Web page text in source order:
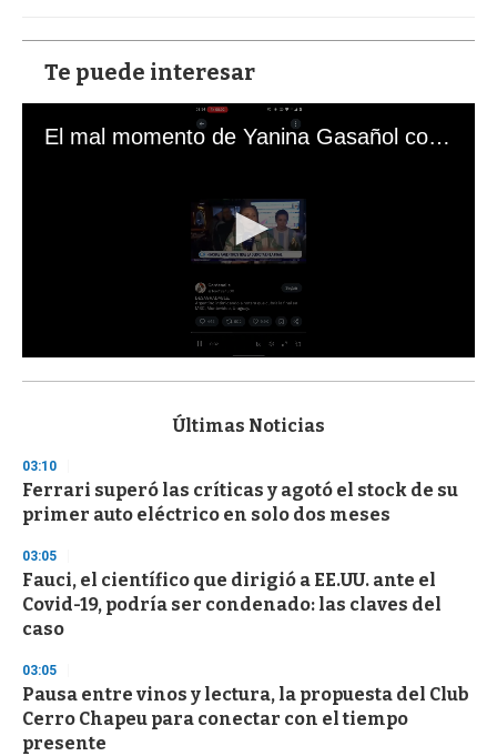
Te puede interesar
El mal momento de Yanina Gasañol con un hincha argentino en "Subrayado"
s
d
s
o
f
3
s
e
c
o
d
s
Últimas Noticias
03:10
Ferrari superó las críticas y agotó el stock de su
primer auto eléctrico en solo dos meses
03:05
Fauci, el científico que dirigió a EE.UU. ante el
Covid-19, podría ser condenado: las claves del
caso
03:05
Pausa entre vinos y lectura, la propuesta del Club
Cerro Chapeu para conectar con el tiempo
presente